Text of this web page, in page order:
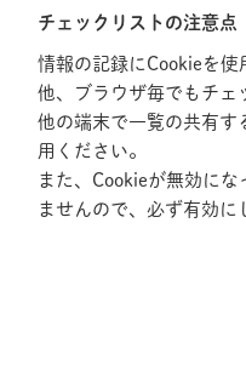
チェックリストの注意点
情報の記録にCookieを
他、ブラウザ毎でもチェ
他の端末で一覧の共有す
用ください。
また、Cookieが無効に
ませんので、必ず有効に